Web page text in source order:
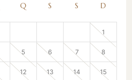
Q S S D
1
5 6 7 8
12 13 14 15